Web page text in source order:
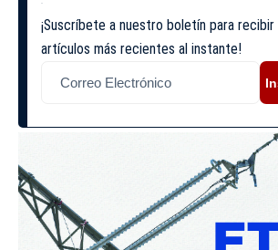
¡Suscríbete a nuestro boletín para
artículos más recientes al instante!